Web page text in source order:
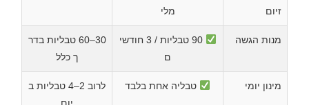
זיום
מלי
מנות הגשה
90 טבליות / 3 חודשי
ם
30–60 טבליות בדר
ך כלל
מינון יומי טבליה אחת בלבד
לרוב 2–4 טבליות ב
יום